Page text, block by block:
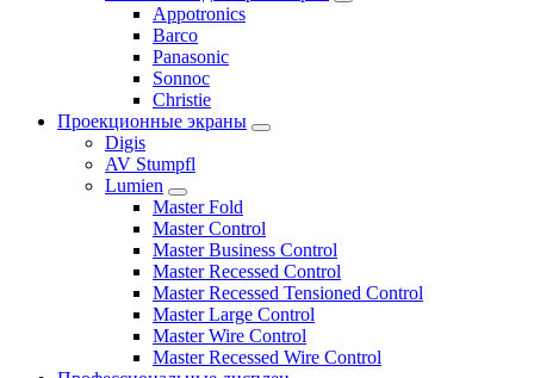
Appotronics
Barco
Panasonic
Sonnoc
Сhristie
Проекционные экраны
Digis
AV Stumpfl
Lumien
Master Fold
Master Control
Master Business Control
Master Recessed Control
Master Recessed Tensioned Control
Master Large Control
Master Wire Control
Master Recessed Wire Control